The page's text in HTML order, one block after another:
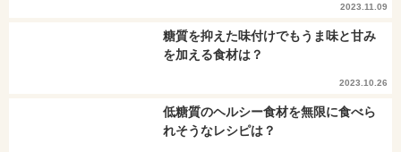
2023.11.09
糖質を抑えた味付けでもうま味と甘み
を加える食材は？
2023.10.26
低糖質のヘルシー食材を無限に食べら
れそうなレシピは？